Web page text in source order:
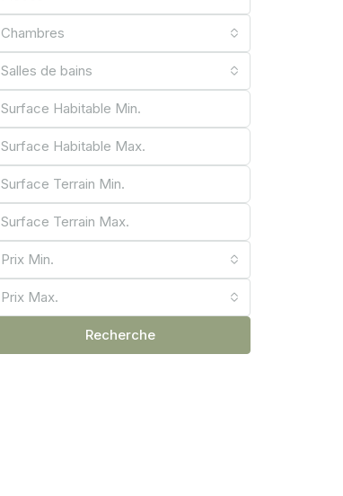
Chambres
Salles de bains
Prix ​​Min.
Prix Max.
Recherche